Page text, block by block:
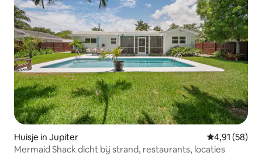
Huisje in Jupiter Gemiddelde
4,91 (58)
Mermaid Shack dicht bij strand, restaurants, locaties